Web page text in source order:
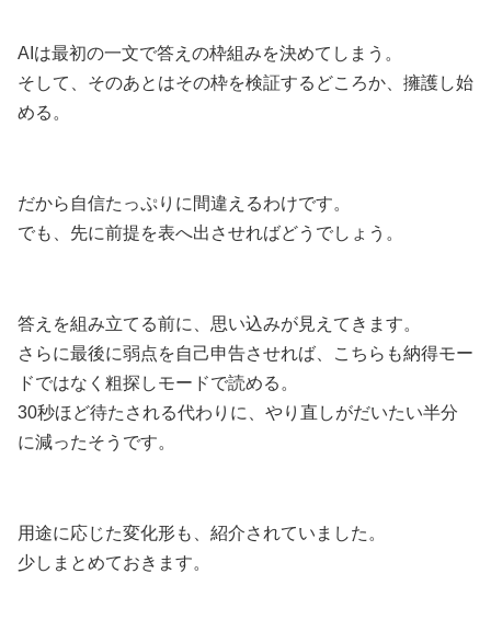
AIは最初の一文で答えの枠組みを決めてしまう。
そして、そのあとはその枠を検証するどころか、擁護し始
める。
だから自信たっぷりに間違えるわけです。
でも、先に前提を表へ出させればどうでしょう。
答えを組み立てる前に、思い込みが見えてきます。
さらに最後に弱点を自己申告させれば、こちらも納得モー
ドではなく粗探しモードで読める。
30秒ほど待たされる代わりに、やり直しがだいたい半分
に減ったそうです。
用途に応じた変化形も、紹介されていました。
少しまとめておきます。